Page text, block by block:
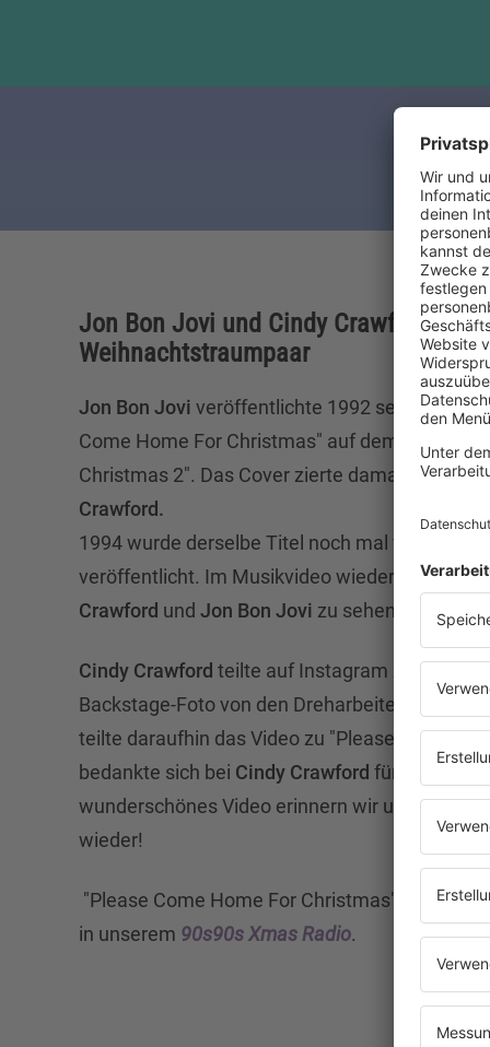
Jon Bon Jovi und Cindy Crawford: Das
Weihnachtstraumpaar
Jon Bon Jovi veröffentlichte 1992 seine
Come Home For Christmas" auf dem
Christmas 2". Das Cover zierte damals ihn uns
Crawford.
1994 wurde derselbe Titel noch mal von der
veröffentlicht. Im Musikvideo wieder das
Crawford und Jon Bon Jovi zu sehen.
Cindy Crawford teilte auf Instagram zur
Backstage-Foto von den Dreharbeiten des
teilte daraufhin das Video zu "Please Come
bedankte sich bei Cindy Crawford für die
wunderschönes Video erinnern wir uns auch
wieder!
"Please Come Home For Christmas" von
Bon
in unserem 90s90s Xmas Radio.